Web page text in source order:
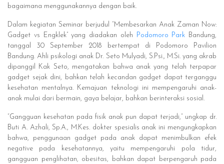
bagaimana menggunakannya dengan baik.
Dalam kegiatan Seminar berjudul “Membesarkan Anak Zaman Now:
Gadget vs Engklek” yang diadakan oleh Podomoro Park Bandung,
tanggal 30 September 2018 bertempat di Podomoro Pavilion
Bandung. Ahli psikologi anak Dr. Seto Mulyadi, S.Psi., M.Si. yang akrab
dipanggil Kak Seto, mengatakan bahwa anak yang telah terpapar
gadget sejak dini, bahkan telah kecandan gadget dapat terganggu
kesehatan mentalnya. Kemajuan teknologi ini mempengaruhi anak-
anak mulai dari bermain, gaya belajar, bahkan berinteraksi sosial.
“Gangguan kesehatan pada fisik anak pun dapat terjadi,” ungkap dr.
Buti A. Azhali, Sp.A., M.Kes. dokter spesialis anak ini mengungkapkan
bahwa, penggunaan gadget pada anak dapat menimbulkan efek
negative pada kesehatannya, yaitu mempengaruhi pola tidur,
gangguan penglihatan, obesitas, bahkan dapat berpengaruh pada